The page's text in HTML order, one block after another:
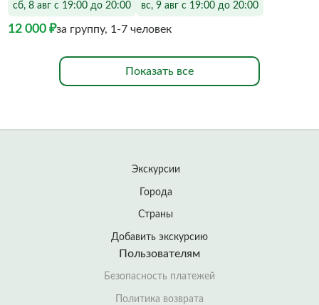
сб, 8 авг с 19:00 до 20:00 вс, 9 авг с 19:00 до 20:00
12 000 ₽за группу, 1-7 человек
Показать все
Экскурсии
Города
Страны
Добавить экскурсию
Пользователям
Безопасность платежей
Политика возврата